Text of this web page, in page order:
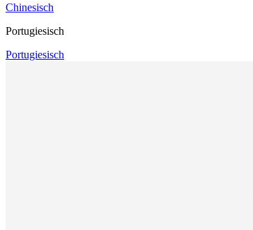
Chinesisch
Portugiesisch
Portugiesisch